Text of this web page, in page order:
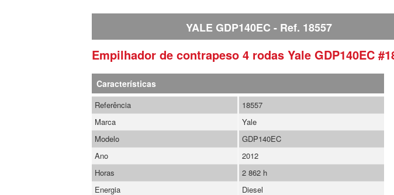
YALE GDP140EC Ref. 18557
Empilhador de contrapeso 4 rodas Yale GDP140EC
Características
Referência
18557
Marca
Yale
Modelo
GDP140EC
Ano
2012
Horas
2 862 h
Energia
Diesel